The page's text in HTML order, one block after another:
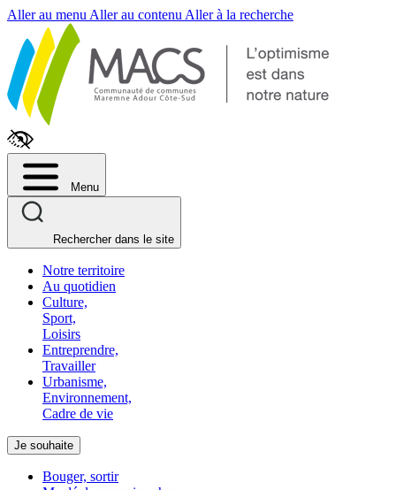
Aller au menu Aller au contenu Aller à la recherche
Menu
Rechercher dans le site
Notre territoire
Au quotidien
Culture,
Sport,
Loisirs
Entreprendre,
Travailler
Urbanisme,
Environnement,
Cadre de vie
Je souhaite
Bouger, sortir
Fenêtre
de
chat